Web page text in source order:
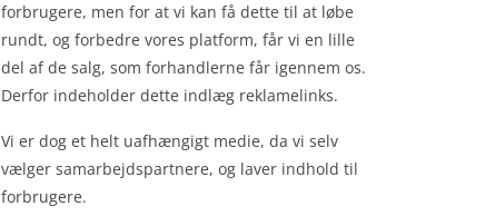
forbrugere, men for at vi kan få dette til at løbe
rundt, og forbedre vores platform, får vi en lille
del af de salg, som forhandlerne får igennem os.
Derfor indeholder dette indlæg reklamelinks.
Vi er dog et helt uafhængigt medie, da vi selv
vælger samarbejdspartnere, og laver indhold til
forbrugere.